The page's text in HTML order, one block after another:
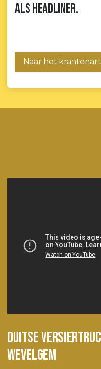
als headliner.
Naar het
Duitse
Wevelgem